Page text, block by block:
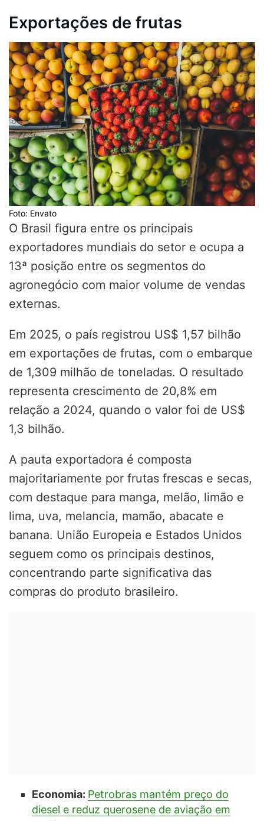
Exportações de frutas
Foto: Envato
O Brasil figura entre os principais
exportadores mundiais do setor e ocupa a
13ª posição entre os segmentos do
agronegócio com maior volume de vendas
externas.
Em 2025, o país registrou US$ 1,57 bilhão
em exportações de frutas, com o embarque
de 1,309 milhão de toneladas. O resultado
representa crescimento de 20,8% em
relação a 2024, quando o valor foi de US$
1,3 bilhão.
A pauta exportadora é composta
majoritariamente por frutas frescas e secas,
com destaque para manga, melão, limão e
lima, uva, melancia, mamão, abacate e
banana. União Europeia e Estados Unidos
seguem como os principais destinos,
concentrando parte significativa das
compras do produto brasileiro.
Economia: Petrobras mantém preço do
diesel e reduz querosene de aviação em